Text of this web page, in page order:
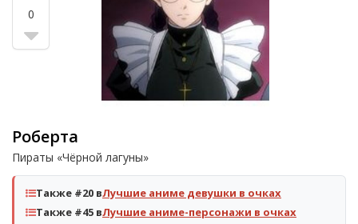
0
Роберта
Пираты «Чёрной лагуны»
Также #20 вЛучшие аниме девушки в очках
Также #45 вЛучшие аниме-персонажи в очках